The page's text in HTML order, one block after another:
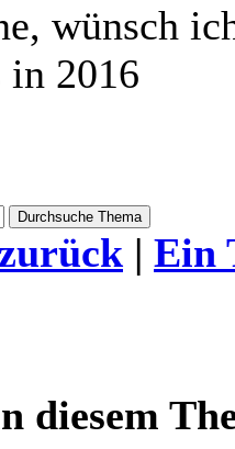
wünsch
in 2016
| Ein
diesem